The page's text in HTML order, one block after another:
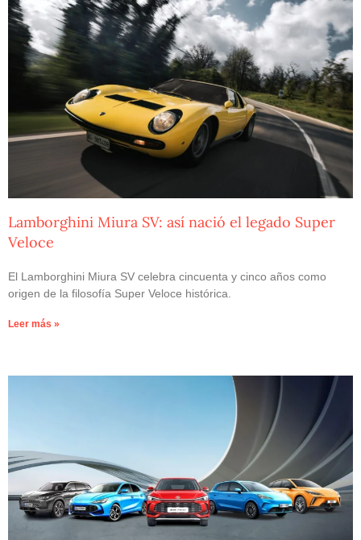
Lamborghini Miura SV: así nació el legado Super
Veloce
El Lamborghini Miura SV celebra cincuenta y cinco años como
origen de la filosofía Super Veloce histórica.
Leer más »